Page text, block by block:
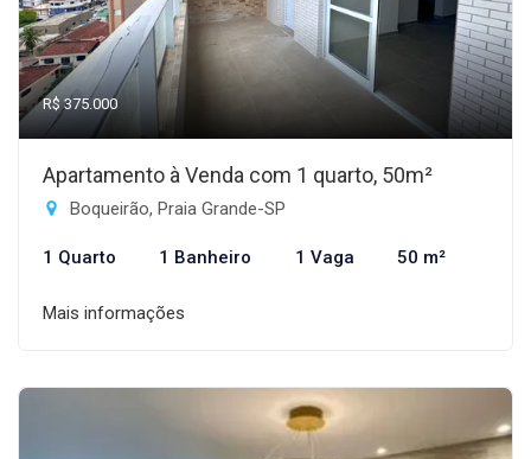
R$ 375.000
Apartamento à Venda com 1 quarto, 50m²
Boqueirão, Praia Grande-SP
1 Quarto 1 Banheiro 1 Vaga 50 m²
Mais informações